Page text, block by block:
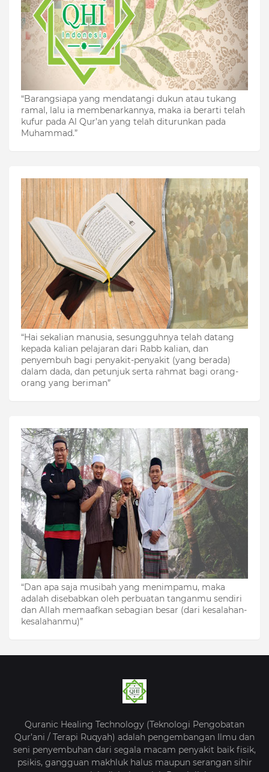
“Barangsiapa yang mendatangi dukun atau tukang
ramal, lalu ia membenarkannya, maka ia berarti telah
kufur pada Al Qur’an yang telah diturunkan pada
Muhammad.”
“Hai sekalian manusia, sesungguhnya telah datang
kepada kalian pelajaran dari Rabb kalian, dan
penyembuh bagi penyakit-penyakit (yang berada)
dalam dada, dan petunjuk serta rahmat bagi orang-
orang yang beriman”
“Dan apa saja musibah yang menimpamu, maka
adalah disebabkan oleh perbuatan tanganmu sendiri
dan Allah memaafkan sebagian besar (dari kesalahan-
kesalahanmu)”
Quranic Healing Technology (Teknologi Pengobatan
Qur’ani / Terapi Ruqyah) adalah pengembangan Ilmu dan
seni penyembuhan dari segala macam penyakit baik fisik,
psikis, gangguan makhluk halus maupun serangan sihir